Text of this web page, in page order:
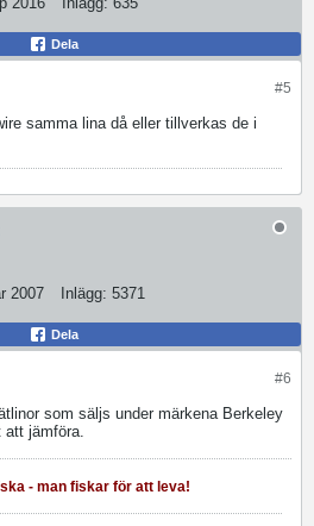
Dela
#5
samma lina då eller tillverkas de i
2007 Inlägg: 5371
Dela
#6
som säljs under märkena Berkeley
jämföra.
- man fiskar för att leva!